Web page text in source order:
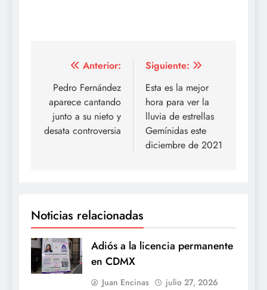
Navegación
de
entradas
Anterior:
Pedro Fernández
aparece cantando
junto a su nieto y
desata controversia
Siguiente:
Esta es la mejor
hora para ver la
lluvia de estrellas
Gemínidas este
diciembre de 2021
Noticias relacionadas
Adiós a la licencia permanente
en CDMX
Juan Encinas julio 27, 2026